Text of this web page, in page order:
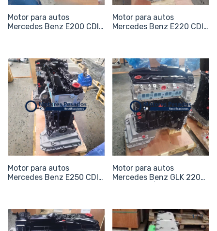
Motor para autos
Mercedes Benz E200 CDI |
Motor para autos
Mercedes Benz E220 CDI |
Motor para autos
Mercedes Benz E250 CDI |
Motor para autos
Mercedes Benz GLK 220
1/2